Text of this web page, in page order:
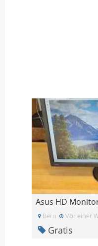
Asus HD
Bern Vor einer
Gratis